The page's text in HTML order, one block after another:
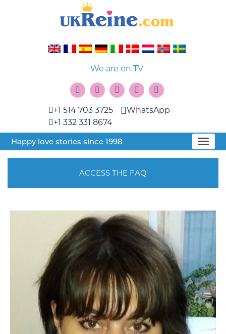
We are on TV
+1 514 703 3725
+1 332 331 8674
WhatsApp
Happy love stories since 1998
ACCESS THE FAQ